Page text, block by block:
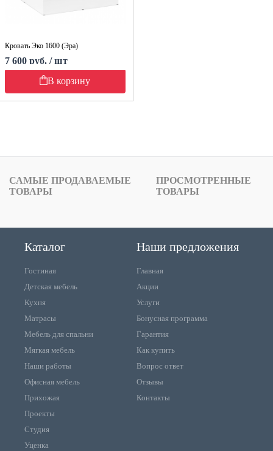
Кровать Эко 1600 (Эра)
7 600 руб. / шт
В корзину
САМЫЕ ПРОДАВАЕМЫЕ
ТОВАРЫ
ПРОСМОТРЕННЫЕ
ТОВАРЫ
Каталог
Гостиная
Детская мебель
Кухня
Матрасы
Мебель для спальни
Мягкая мебель
Наши работы
Офисная мебель
Прихожая
Проекты
Студия
Уценка
Наши предложения
Главная
Акции
Услуги
Бонусная программа
Гарантия
Как купить
Вопрос ответ
Отзывы
Контакты